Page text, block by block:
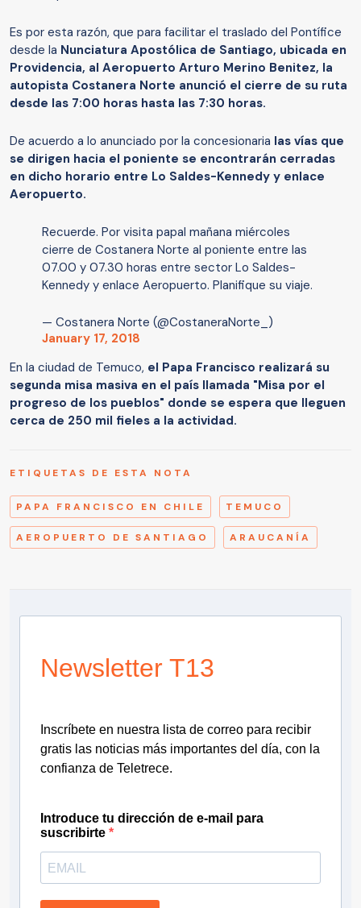
Es por esta razón, que para facilitar el traslado del Pontífice
desde la Nunciatura Apostólica de Santiago, ubicada en
Providencia, al Aeropuerto Arturo Merino Benitez, la
autopista Costanera Norte anunció el cierre de su ruta
desde las 7:00 horas hasta las 7:30 horas.
De acuerdo a lo anunciado por la concesionaria las vías que
se dirigen hacia el poniente se encontrarán cerradas
en dicho horario entre Lo Saldes-Kennedy y enlace
Aeropuerto.
Recuerde. Por visita papal mañana miércoles
cierre de Costanera Norte al poniente entre las
07.00 y 07.30 horas entre sector Lo Saldes-
Kennedy y enlace Aeropuerto. Planifique su viaje.
— Costanera Norte (@CostaneraNorte_)
January 17, 2018
En la ciudad de Temuco, el Papa Francisco realizará su
segunda misa masiva en el país llamada "Misa por el
progreso de los pueblos" donde se espera que lleguen
cerca de 250 mil fieles a la actividad.
ETIQUETAS DE ESTA NOTA
PAPA FRANCISCO EN CHILE TEMUCO
AEROPUERTO DE SANTIAGO ARAUCANÍA
Newsletter T13
Inscríbete en nuestra lista de correo para recibir
gratis las noticias más importantes del día, con la
confianza de Teletrece.
Introduce tu dirección de e-mail para
suscribirte